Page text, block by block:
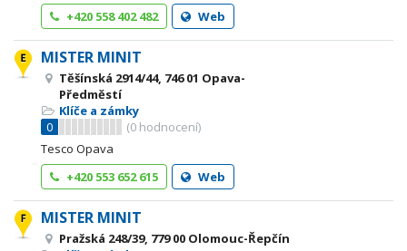
+420 558 402 482
Web
MISTER MINIT
Těšínská 2914/44, 746 01 Opava-
Předměstí
Klíče a zámky
0
(0 hodnocení)
Tesco Opava
+420 553 652 615
Web
MISTER MINIT
Pražská 248/39, 779 00 Olomouc-Řepčín